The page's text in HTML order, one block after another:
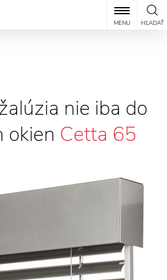
HĽADAŤ
MENU
nie iba do
okien Cetta 65